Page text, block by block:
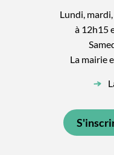
Lundi,
à 12h15
La mairie